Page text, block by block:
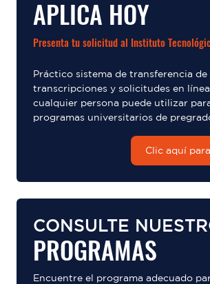
APLICA HOY
Presenta tu solicitud al Instituto
Práctico sistema de transferencia de
transcripciones y solicitudes en
cualquier persona puede utilizar
programas universitarios de
Clic aquí
CONSULTE
PROGRAMAS
Encuentre el programa adecuado